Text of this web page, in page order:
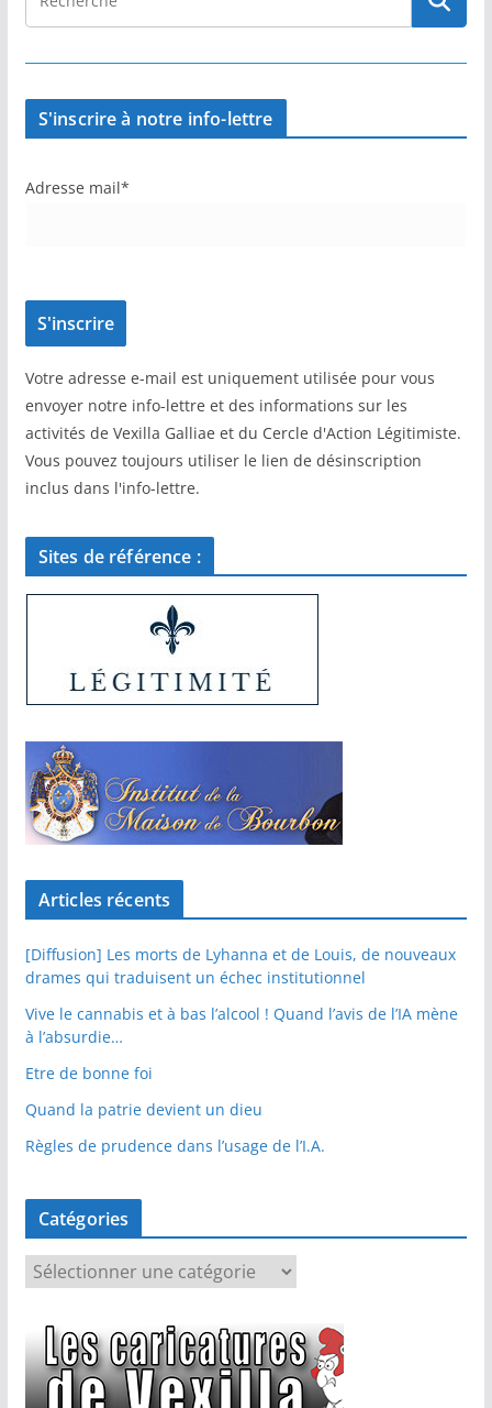
S'inscrire à notre info-lettre
Adresse mail*
Votre adresse e-mail est uniquement utilisée pour vous
envoyer notre info-lettre et des informations sur les
activités de Vexilla Galliae et du Cercle d'Action Légitimiste.
Vous pouvez toujours utiliser le lien de désinscription
inclus dans l'info-lettre.
Sites de référence :
Articles récents
[Diffusion] Les morts de Lyhanna et de Louis, de nouveaux
drames qui traduisent un échec institutionnel
Vive le cannabis et à bas l’alcool ! Quand l’avis de l’IA mène
à l’absurdie…
Etre de bonne foi
Quand la patrie devient un dieu
Règles de prudence dans l’usage de l’I.A.
Catégories
é
g